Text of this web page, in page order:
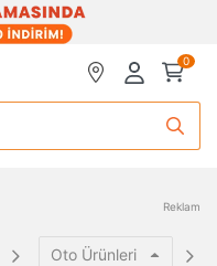
0
Reklam
Oto Ürünleri